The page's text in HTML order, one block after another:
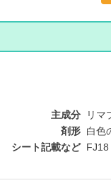
主成分
リマ
剤形 白色
シート記載など FJ18